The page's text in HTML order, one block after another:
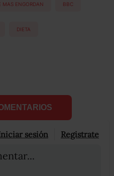
MAS ENGORDAN BBC
DIETA
sesión Registrate